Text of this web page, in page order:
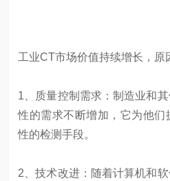
工业CT市场价值持续增长，原
1、质量控制需求：制造业和
性的需求不断增加，它为他
性的检测手段。
2、技术改进：随着计算机和